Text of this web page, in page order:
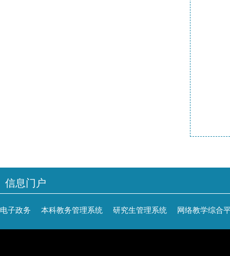
信息门户
电子政务 本科教务管理系统 研究生管理系统 网络教学综合